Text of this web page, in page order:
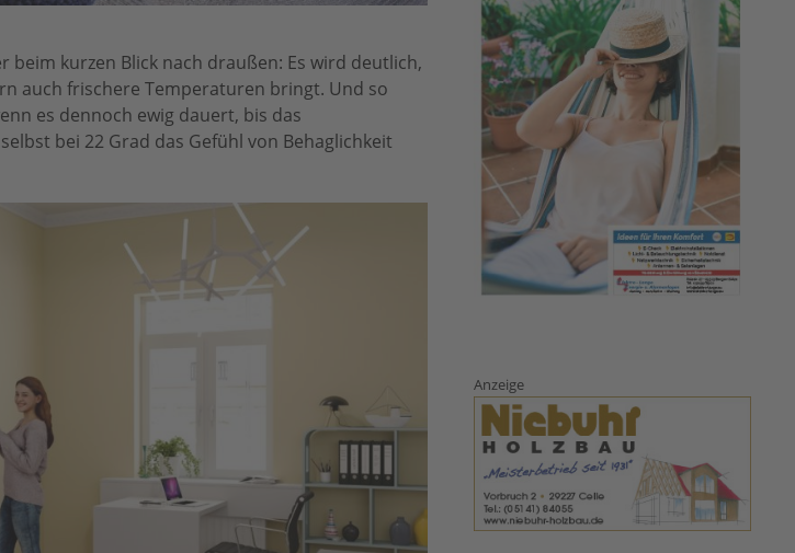
kurzen Blick nach draußen: Es wird deutlich,
auch frischere Temperaturen bringt. Und so
es dennoch ewig dauert, bis das
bei 22 Grad das Gefühl von Behaglichkeit
Anzeige